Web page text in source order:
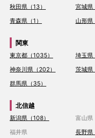
秋田県（13） 宮城県
青森県（1）
山形県
関東
東京都（1035） 埼玉県
神奈川県（202）
茨城県
群馬県（35）
北信越
新潟県（108） 富山県
福井県
長野県